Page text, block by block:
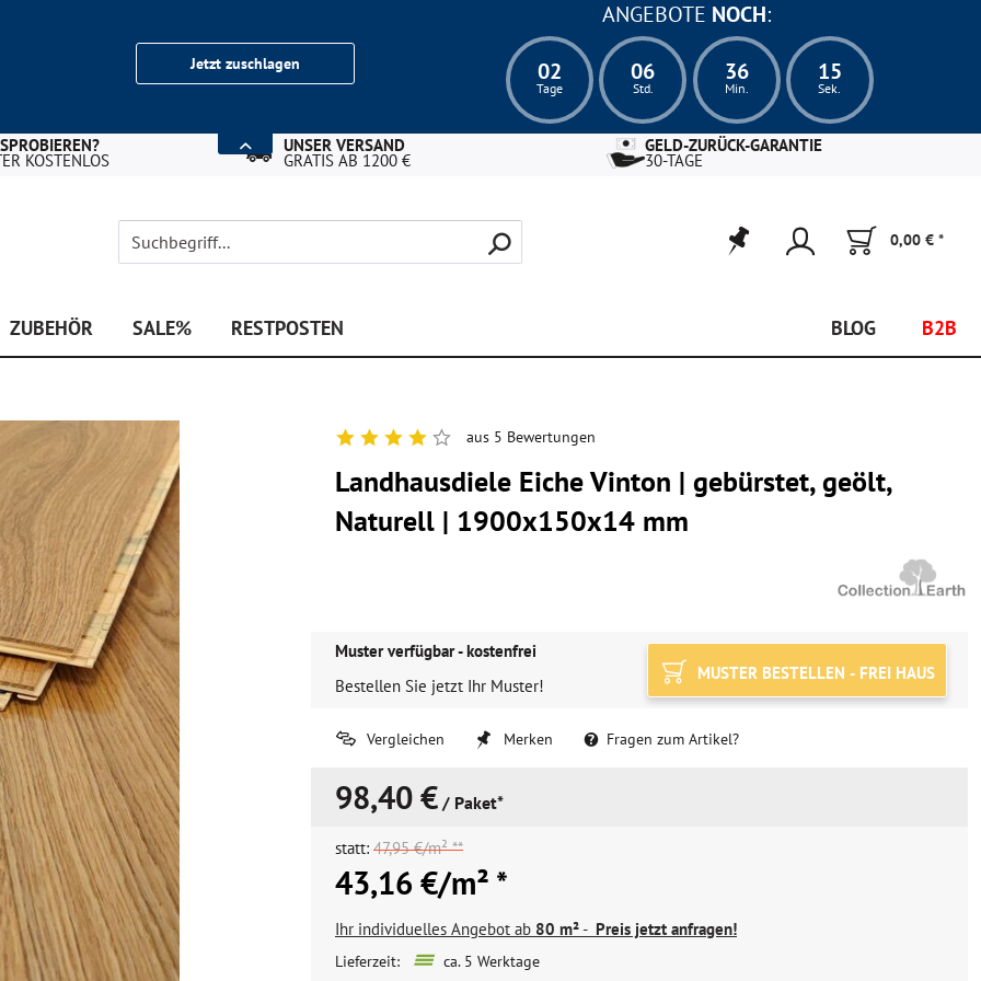
Jetzt zuschlagen
ANGEBOTE NOCH:
02
Tage
06
Std.
36
Min.
13
Sek.
KOSTENLOS
UNSER VERSAND
GRATIS AB 1200 €
GELD-ZURÜCK-GARANTIE
30-TAGE
0,00 € *
ZUBEHÖR SALE% RESTPOSTEN BLOG B2B
aus 5 Bewertungen
Landhausdiele Eiche Vinton | gebürstet, geölt,
Naturell | 1900x150x14 mm
Muster verfügbar - kostenfrei
Bestellen Sie jetzt Ihr Muster!
MUSTER BESTELLEN - FREI HAUS
Vergleichen Merken Fragen zum Artikel?
98,40 € / Paket*
statt: 47,95 €/m² **
43,16 €/m² *
Ihr individuelles Angebot ab 80 m²- Preis jetzt anfragen!
Lieferzeit: ca. 5 Werktage